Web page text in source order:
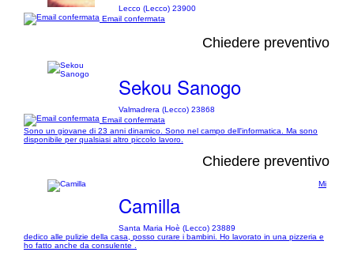
Lecco (Lecco) 23900
Email confermata
Chiedere preventivo
Sekou Sanogo
Valmadrera (Lecco) 23868
Email confermata
Sono un giovane di 23 anni dinamico. Sono nel campo dell'informatica. Ma sono
disponibile per qualsiasi altro piccolo lavoro.
Chiedere preventivo
Camilla
Santa Maria Hoè (Lecco) 23889
Mi
dedico alle pulizie della casa, posso curare i bambini. Ho lavorato in una pizzeria e
ho fatto anche da consulente .